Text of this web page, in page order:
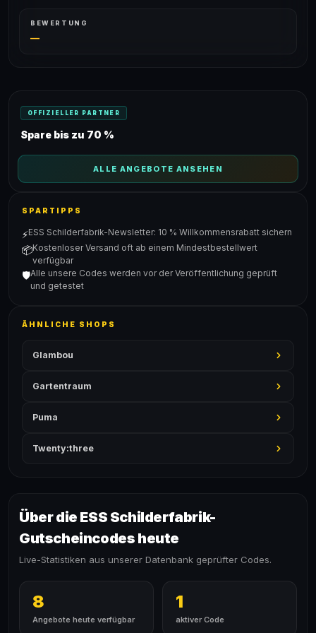
BEWERTUNG
—
OFFIZIELLER PARTNER
Spare bis zu 70 %
ALLE ANGEBOTE ANSEHEN
SPARTIPPS
⚡ESS Schilderfabrik-Newsletter: 10 % Willkommensrabatt sichern
📦Kostenloser Versand oft ab einem Mindestbestellwert
verfügbar
🛡️Alle unsere Codes werden vor der Veröffentlichung geprüft
und getestet
ÄHNLICHE SHOPS
Glambou
Gartentraum
Puma
Twenty:three
Über die ESS Schilderfabrik-
Gutscheincodes heute
Live-Statistiken aus unserer Datenbank geprüfter Codes.
8
Angebote heute verfügbar
1
aktiver Code